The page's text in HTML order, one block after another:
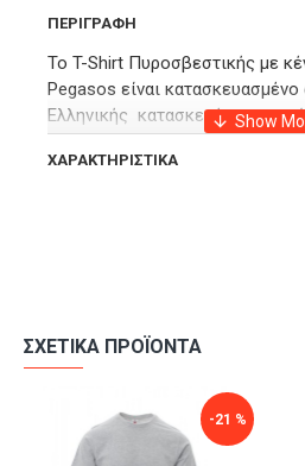
ΠΕΡΙΓΡΑΦΉ
Το T-Shirt Πυροσβεστικής με
Pegasos είναι
Ελληνικής κατασκευής, σε
όλα τα κεντήματα της
ΧΑΡΑΚΤΗΡΙΣΤΙΚΆ
ΣΧΕΤΙΚΆ ΠΡΟΪΌΝΤΑ
-21 %